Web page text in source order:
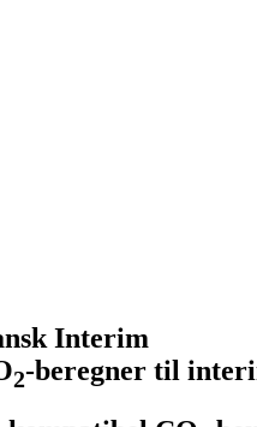
Interim
2-beregner til